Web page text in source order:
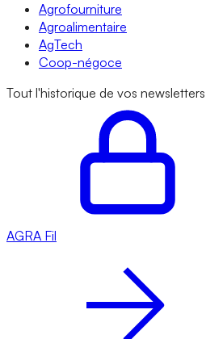
Agrofourniture
Agroalimentaire
AgTech
Coop-négoce
Tout l'historique de vos
AGRA Fil